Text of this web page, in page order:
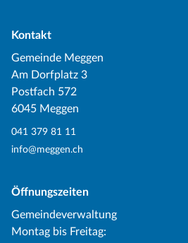
Kontakt
Gemeinde Meggen
Am Dorfplatz 3
Postfach 572
6045 Meggen
041 379 81 11
info@meggen.ch
Öffnungszeiten
Gemeindeverwaltung
Montag bis Freitag: